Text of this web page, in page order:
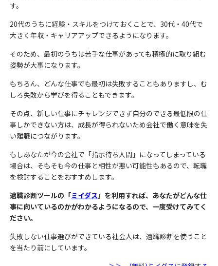
す。
20代のうちに経験・スキルをつけておくことで、30代・40代で
大きく年収・キャリアアップできるようになります。
そのため、最初のうちは苦手な仕事があっても積極的に取り組む
姿勢が大事になります。
もちろん、どんな仕事でも最初は失敗することもありますし、む
しろ失敗から学びを得ることもできます。
その点、新しい仕事にチャレンジできず自分のできる最低限の仕
事しかできない方は、成長が得られないため会社で働く意味を失
い離職につながります。
もしあなたが今の会社で「指示待ち人間」になってしまっている
場合は、そもそも今の仕事と相性が悪い可能性もあるので、転職
を検討することをおすすめします。
適職診断ツールの「ミイダス」を利用すれば、あなたがどんな仕
事に向いているのかがわかるようになるので、一度受けてみてく
ださい。
失敗しない仕事選びができている社会人は、適職診断を使うこと
を当たり前にしています。